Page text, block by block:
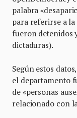
palabra
para referirse a
fueron detenidos
dictaduras).
Según estos
el departamento
de «personas
relacionado con